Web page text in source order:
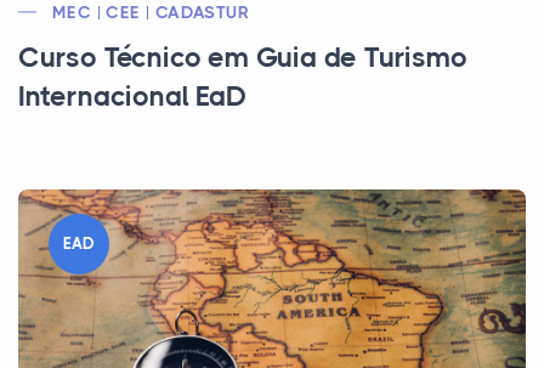
MEC | CEE | CADASTUR
Curso Técnico em Guia de Turismo
Internacional EaD
EAD